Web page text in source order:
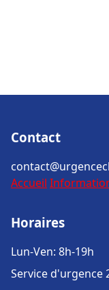
Contact
Accueil
Horaires
Lun-Ven: 8h-19h
Service d'urgence